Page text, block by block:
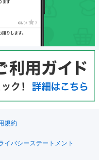
規約
イバシーステートメント